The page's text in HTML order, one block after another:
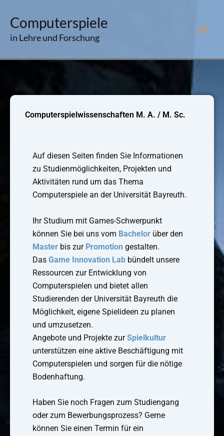
InhaltComputerspiele
in Lehre und Forschung
Computerspielwissenschaften M. A. / M. Sc.
Auf diesen Seiten finden Sie Informationen
zu Studienmöglichkeiten, Projekten und
Aktivitäten rund um das Thema
Computerspiele an der Universität Bayreuth.
Ihr Studium mit Games-Schwerpunkt
können Sie bei uns vom Bachelor über den
Master bis zur Promotion gestalten.
Das Game Innovation Lab bündelt unsere
Ressourcen zur Entwicklung von
Computerspielen und bietet allen
Studierenden der Universität Bayreuth die
Möglichkeit, eigene Spielideen zu planen
und umzusetzen.
Angebote und Projekte zurSpielkultur
unterstützen eine aktive Beschäftigung mit
Computerspielen und sorgen für die nötige
Bodenhaftung.
Haben Sie noch Fragen zum Studiengang
oder zum Bewerbungsprozess? Gerne
können Sie einen Termin für ein